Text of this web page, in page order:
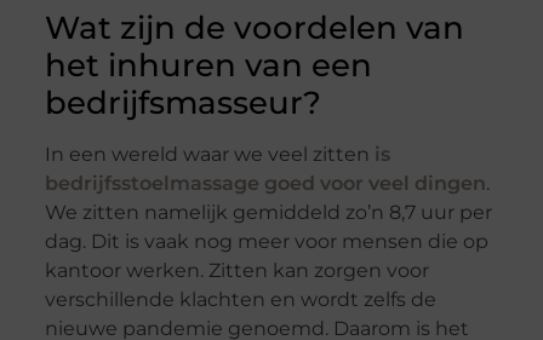
Wat zijn de voordelen van
het inhuren van een
bedrijfsmasseur?
In een wereld waar we veel zitten is
bedrijfsstoelmassage goed voor veel dingen.
We zitten namelijk gemiddeld zo’n 8,7 uur per
dag. Dit is vaak nog meer voor mensen die op
kantoor werken. Zitten kan zorgen voor
verschillende klachten en wordt zelfs de
nieuwe pandemie genoemd. Daarom is het